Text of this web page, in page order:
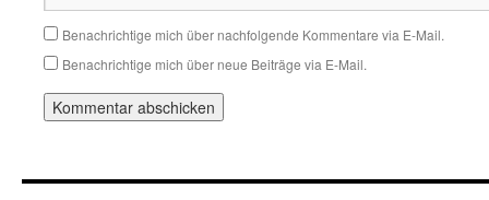
Benachrichtige mich über nachfolgende Kommentare via E-Mail.
Benachrichtige mich über neue Beiträge via E-Mail.